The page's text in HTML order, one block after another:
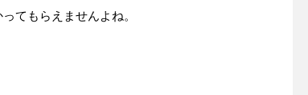
てもらえませんよね。